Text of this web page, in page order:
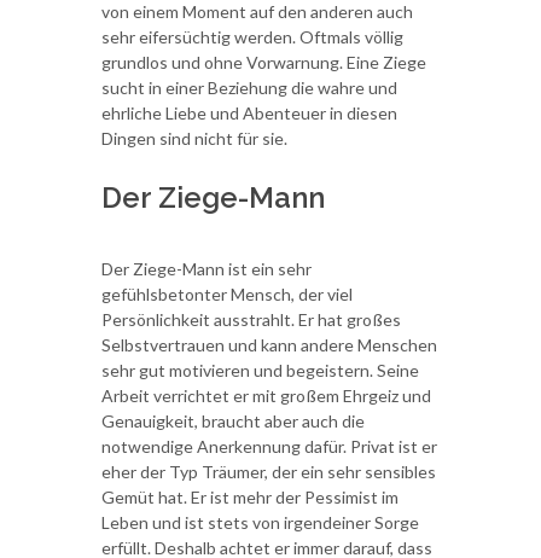
von einem Moment auf den anderen auch
sehr eifersüchtig werden. Oftmals völlig
grundlos und ohne Vorwarnung. Eine Ziege
sucht in einer Beziehung die wahre und
ehrliche Liebe und Abenteuer in diesen
Dingen sind nicht für sie.
Der Ziege-Mann
Der Ziege-Mann ist ein sehr
gefühlsbetonter Mensch, der viel
Persönlichkeit ausstrahlt. Er hat großes
Selbstvertrauen und kann andere Menschen
sehr gut motivieren und begeistern. Seine
Arbeit verrichtet er mit großem Ehrgeiz und
Genauigkeit, braucht aber auch die
notwendige Anerkennung dafür. Privat ist er
eher der Typ Träumer, der ein sehr sensibles
Gemüt hat. Er ist mehr der Pessimist im
Leben und ist stets von irgendeiner Sorge
erfüllt. Deshalb achtet er immer darauf, dass